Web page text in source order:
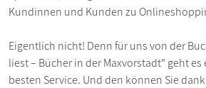
Kundinnen und Kunden zu
Eigentlich nicht! Denn für uns von der
liest – Bücher in der Maxvorstadt" geht
besten Service. Und den können Sie dank